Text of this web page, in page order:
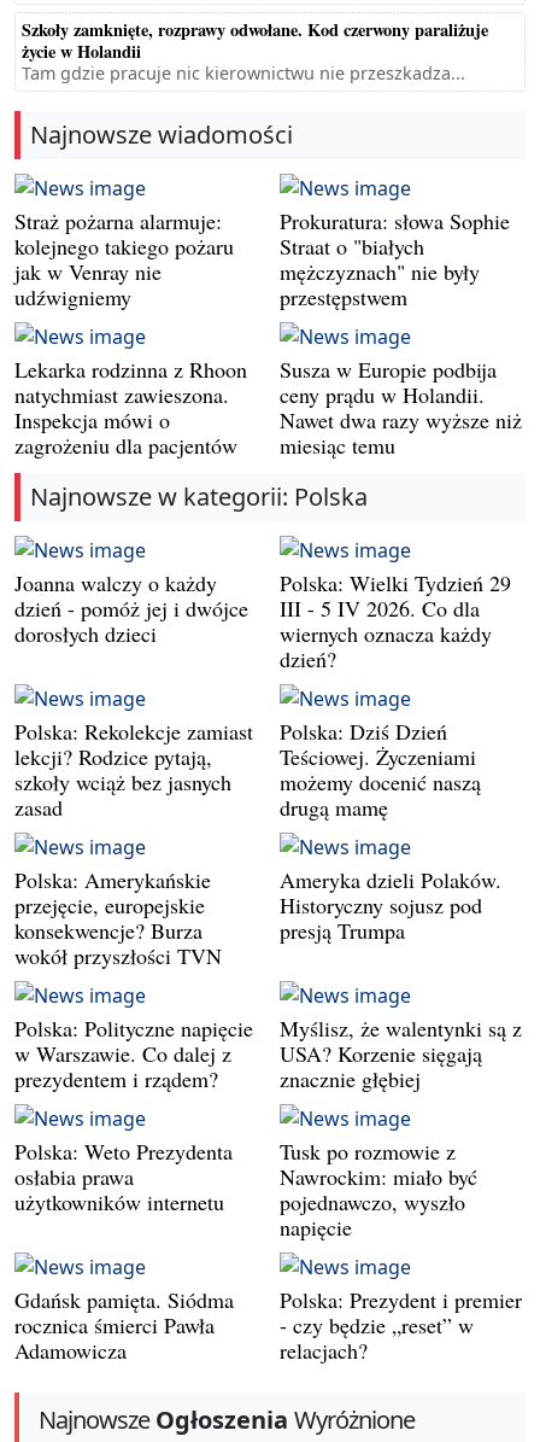
Szkoły zamknięte, rozprawy odwołane. Kod czerwony paraliżuje
życie w Holandii
Tam gdzie pracuje nic kierownictwu nie przeszkadza...
Najnowsze wiadomości
Straż pożarna alarmuje:
kolejnego takiego pożaru
jak w Venray nie
udźwigniemy
Prokuratura: słowa Sophie
Straat o "białych
mężczyznach" nie były
przestępstwem
Lekarka rodzinna z Rhoon
natychmiast zawieszona.
Inspekcja mówi o
zagrożeniu dla pacjentów
Susza w Europie podbija
ceny prądu w Holandii.
Nawet dwa razy wyższe niż
miesiąc temu
Najnowsze w kategorii: Polska
Joanna walczy o każdy
dzień - pomóż jej i dwójce
dorosłych dzieci
Polska: Wielki Tydzień 29
III - 5 IV 2026. Co dla
wiernych oznacza każdy
dzień?
Polska: Rekolekcje zamiast
lekcji? Rodzice pytają,
szkoły wciąż bez jasnych
zasad
Polska: Dziś Dzień
Teściowej. Życzeniami
możemy docenić naszą
drugą mamę
Polska: Amerykańskie
przejęcie, europejskie
konsekwencje? Burza
wokół przyszłości TVN
Ameryka dzieli Polaków.
Historyczny sojusz pod
presją Trumpa
Polska: Polityczne napięcie
w Warszawie. Co dalej z
prezydentem i rządem?
Myślisz, że walentynki są z
USA? Korzenie sięgają
znacznie głębiej
Polska: Weto Prezydenta
osłabia prawa
użytkowników internetu
Tusk po rozmowie z
Nawrockim: miało być
pojednawczo, wyszło
napięcie
Gdańsk pamięta. Siódma
rocznica śmierci Pawła
Adamowicza
Polska: Prezydent i premier
- czy będzie „reset” w
relacjach?
NajnowszeOgłoszenia Wyróżnione